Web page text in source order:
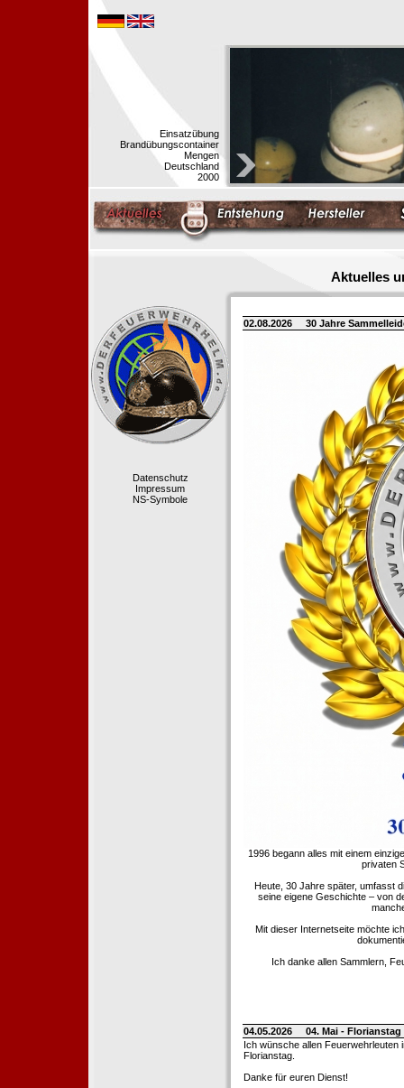
Einsatzübung
Brandübungscontainer
Mengen
Deutschland
2000
Aktuelles
Datenschutz
Impressum
NS-Symbole
02.08.2026 30 Jahre
1996 begann alles mit einem
privaten
Heute, 30 Jahre später, umfasst
seine eigene Geschichte – von
Mit dieser Internetseite möchte
Ich danke allen Sammlern,
04.05.2026
04. Mai -
Ich wünsche allen Feuerwehrleuten
Florianstag.
Danke für euren Dienst!